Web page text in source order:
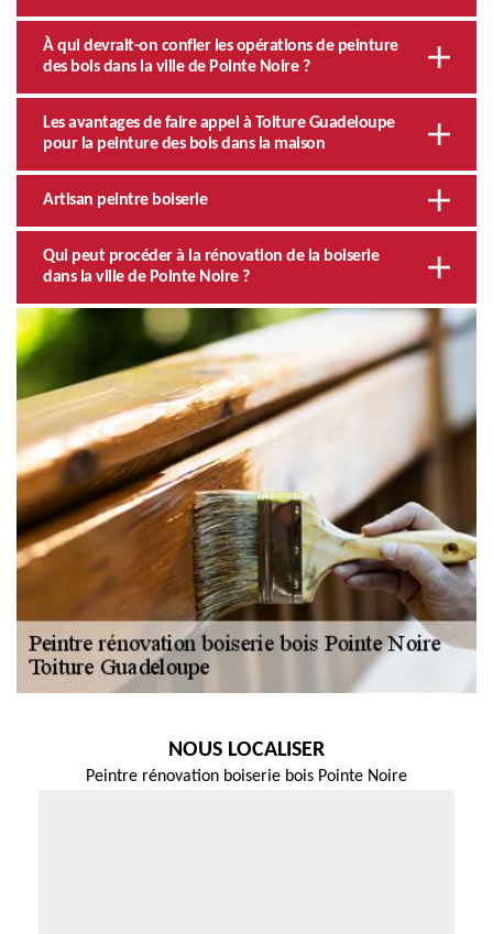
À qui devrait-on confier les opérations de peinture
des bois dans la ville de Pointe Noire ?
Les avantages de faire appel à Toiture Guadeloupe
pour la peinture des bois dans la maison
Artisan peintre boiserie
Qui peut procéder à la rénovation de la boiserie
dans la ville de Pointe Noire ?
NOUS LOCALISER
Peintre rénovation boiserie bois Pointe Noire